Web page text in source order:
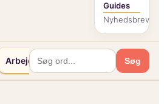
Guides
Nyhedsbrev
Arbejde og Karriereliv Søg